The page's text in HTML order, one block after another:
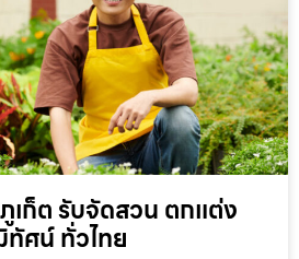
ก็ต รับจัดสวน ตกแต่ง
ศน์ ทั่วไทย